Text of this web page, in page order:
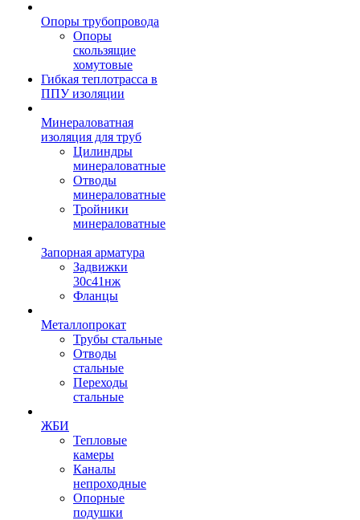
Опоры трубопровода
Опоры
скользящие
хомутовые
Гибкая теплотрасса в
ППУ изоляции
Минераловатная
изоляция для труб
Цилиндры
минераловатные
Отводы
минераловатные
Тройники
минераловатные
Запорная арматура
Задвижки
30с41нж
Фланцы
Металлопрокат
Трубы стальные
Отводы
стальные
Переходы
стальные
ЖБИ
Тепловые
камеры
Каналы
непроходные
Опорные
подушки